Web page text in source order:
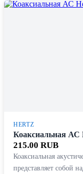
HERTZ
Коаксиальная АС
215.00 RUB
Коаксиальная
представляет собой